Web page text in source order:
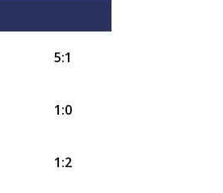
5:1
1:0
1:2